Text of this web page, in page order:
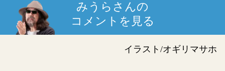
みうらさんの
コメントを見る
イラスト/オギリマサホ